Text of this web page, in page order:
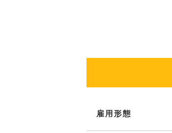
雇用形態